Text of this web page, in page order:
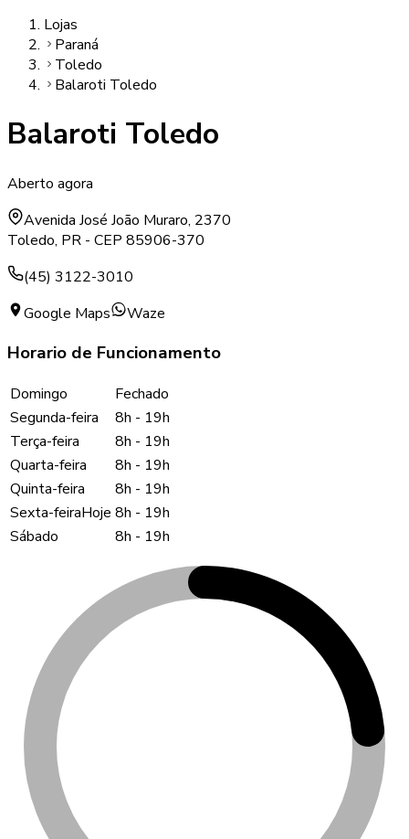
Lojas
Paraná
Toledo
Balaroti Toledo
Balaroti Toledo
Aberto agora
Avenida José João Muraro, 2370
Toledo, PR - CEP 85906-370
(45) 3122-3010
Google Maps
Waze
Horario de Funcionamento
Domingo
Fechado
Segunda-feira
8h - 19h
Terça-feira
8h - 19h
Quarta-feira
8h - 19h
Quinta-feira
8h - 19h
Sexta-feiraHoje 8h - 19h
Sábado
8h - 19h